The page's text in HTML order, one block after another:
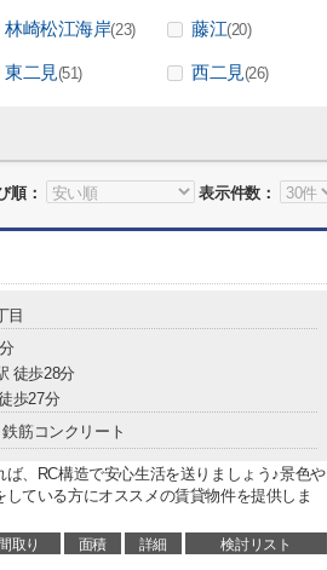
林崎松江海岸(23) 藤江(20)
東二見(51) 西二見(26)
順： 表示件数：
目
徒歩28分
歩27分
鉄筋コンクリート
、RC構造で安心生活を送りましょう♪景色や
ている方にオススメの賃貸物件を提供しま
間取り 面積 詳細 検討リスト